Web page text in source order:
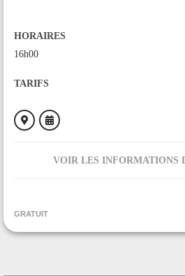
HORAIRES
16h00
TARIFS
VOIR LES INFORMATIONS
GRATUIT